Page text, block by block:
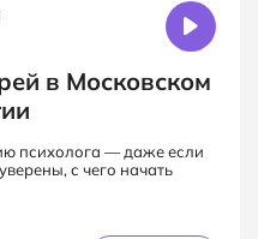
в Московском
психолога — даже если
с чего начать